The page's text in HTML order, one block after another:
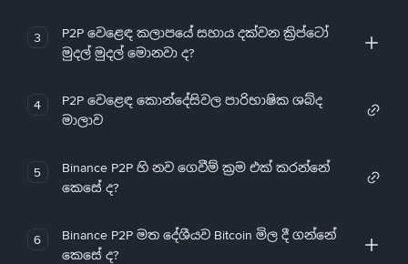
3
P2P වෙළෙඳ කලාපයේ සහාය දක්වන ක්‍රිප්ටෝ
මුදල් මුදල් මොනවා ද?
4
P2P වෙළෙඳ කොන්දේසිවල පාරිභාෂික ශබ්ද
මාලාව
5
Binance P2P හි නව ගෙවීම් ක්‍රම එක් කරන්නේ
කෙසේ ද?
6
Binance P2P මත දේශීයව Bitcoin මිල දී ගන්නේ
කෙසේ ද?